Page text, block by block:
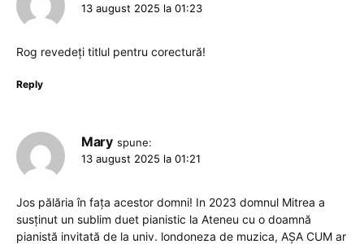
13 august 2025 la 01:23
Rog revedeți titlul pentru corectură!
Reply
Mary spune:
13 august 2025 la 01:21
Jos pălăria în fața acestor domni! In 2023 domnul Mitrea a
susținut un sublim duet pianistic la Ateneu cu o doamnă
pianistă invitată de la univ. londoneza de muzica, AȘA CUM ar